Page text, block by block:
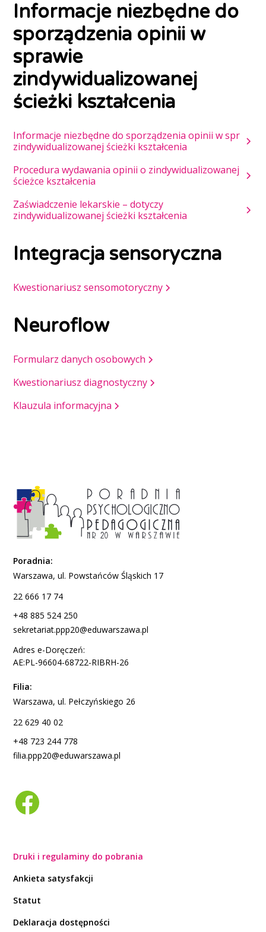
Informacje niezbędne do
sporządzenia opinii w
sprawie
zindywidualizowanej
ścieżki kształcenia
Informacje niezbędne do sporządzenia opinii w spr
zindywidualizowanej ścieżki kształcenia
Procedura wydawania opinii o zindywidualizowanej
ścieżce kształcenia
Zaświadczenie lekarskie – dotyczy
zindywidualizowanej ścieżki kształcenia
Integracja sensoryczna
Kwestionariusz sensomotoryczny
Neuroflow
Formularz danych osobowych
Kwestionariusz diagnostyczny
Klauzula informacyjna
Poradnia:
Warszawa, ul. Powstańców Śląskich 17
22 666 17 74
+48 885 524 250
sekretariat.ppp20@eduwarszawa.pl
Adres e-Doręczeń:
AE:PL-96604-68722-RIBRH-26
Filia:
Warszawa, ul. Pełczyńskiego 26
22 629 40 02
+48 723 244 778
filia.ppp20@eduwarszawa.pl
Druki i regulaminy do pobrania
Ankieta satysfakcji
Statut
Deklaracja dostępności